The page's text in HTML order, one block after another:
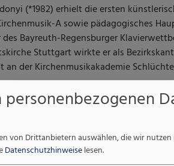
(*1982) erhielt die ersten
A sowie pädagogisches
des Bayreuth-Regensburger
Stuttgart wirkte er als
an der Kirchenmusikakademie
gardonyi.de
von Drittanbietern auswählen, die wir nutzen
Datenschutzhinweiselesen.